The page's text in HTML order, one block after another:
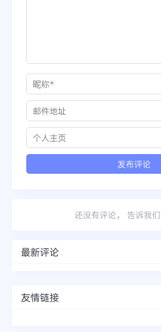
还没有评论， 告诉我
最新评论
友情链接